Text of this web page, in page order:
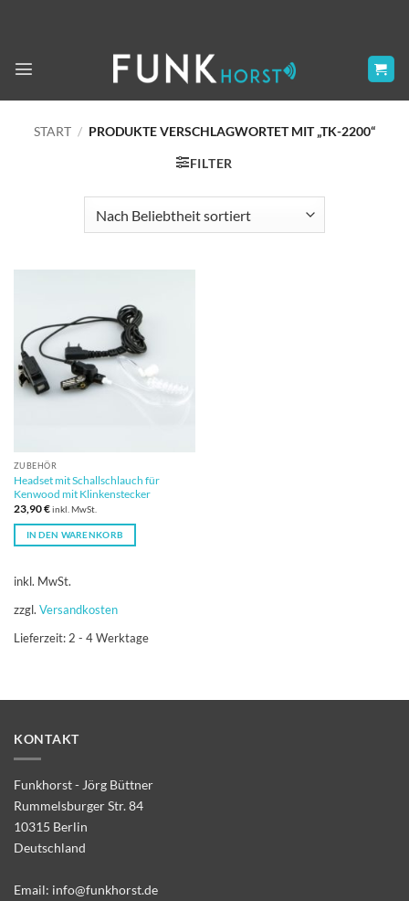
START / PRODUKTE VERSCHLAGWORTET MIT „TK-2200“
FILTER
ZUBEHÖR
Headset mit Schallschlauch für
Kenwood mit Klinkenstecker
23,90€inkl. MwSt.
IN DEN WARENKORB
inkl. MwSt.
zzgl. Versandkosten
Lieferzeit:2 - 4 Werktage
KONTAKT
Funkhorst - Jörg Büttner
Rummelsburger Str. 84
10315 Berlin
Deutschland
Email: info@funkhorst.de